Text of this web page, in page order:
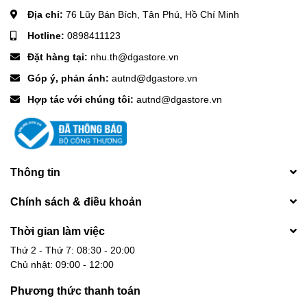
Địa chỉ: 76 Lũy Bán Bích, Tân Phú, Hồ Chí Minh
Hotline: 0898411123
Đặt hàng tại: nhu.th@dgastore.vn
Góp ý, phản ánh: autnd@dgastore.vn
Hợp tác với chúng tôi: autnd@dgastore.vn
Thông tin
Chính sách & điều khoản
Thời gian làm việc
Thứ 2 - Thứ 7: 08:30 - 20:00
Chủ nhật: 09:00 - 12:00
Phương thức thanh toán